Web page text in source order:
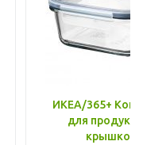
ИКЕА/365+
для
крышкой,